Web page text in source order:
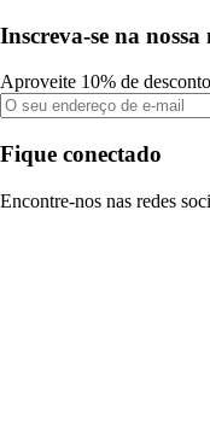
Inscreva-se na nossa
Aproveite 10% de
Fique conectado
Encontre-nos nas redes